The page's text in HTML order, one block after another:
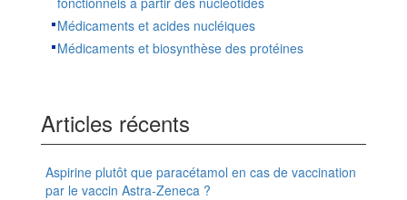
Médicaments et acides nucléiques
Médicaments et biosynthèse des protéines
Articles récents
Aspirine plutôt que paracétamol en cas de vaccination
par le vaccin Astra-Zeneca ?